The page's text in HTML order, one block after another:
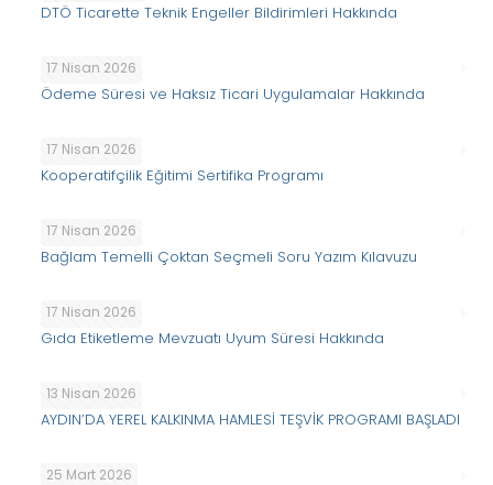
DTÖ Ticarette Teknik Engeller Bildirimleri Hakkında
17 Nisan 2026
Ödeme Süresi ve Haksız Ticari Uygulamalar Hakkında
17 Nisan 2026
Kooperatifçilik Eğitimi Sertifika Programı
17 Nisan 2026
Bağlam Temelli Çoktan Seçmeli Soru Yazım Kılavuzu
17 Nisan 2026
Gıda Etiketleme Mevzuatı Uyum Süresi Hakkında
13 Nisan 2026
AYDIN’DA YEREL KALKINMA HAMLESİ TEŞVİK PROGRAMI BAŞLADI
25 Mart 2026